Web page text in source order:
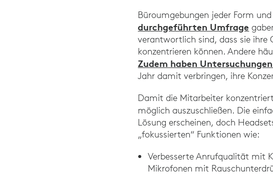
Büroumgebungen jeder Form
durchgeführten Umfrage
verantwortlich sind, dass sie ihre
konzentrieren können. Andere
Zudem haben
Jahr damit verbringen, ihre
Damit die Mitarbeiter
möglich auszuschließen. Die
Lösung erscheinen, doch
„fokussierten“ Funktionen wie:
Verbesserte Anrufqualität mit
Mikrofonen mit